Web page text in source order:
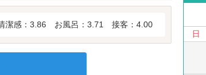
潔感：3.86 お風呂：3.71 接客：4.00
日